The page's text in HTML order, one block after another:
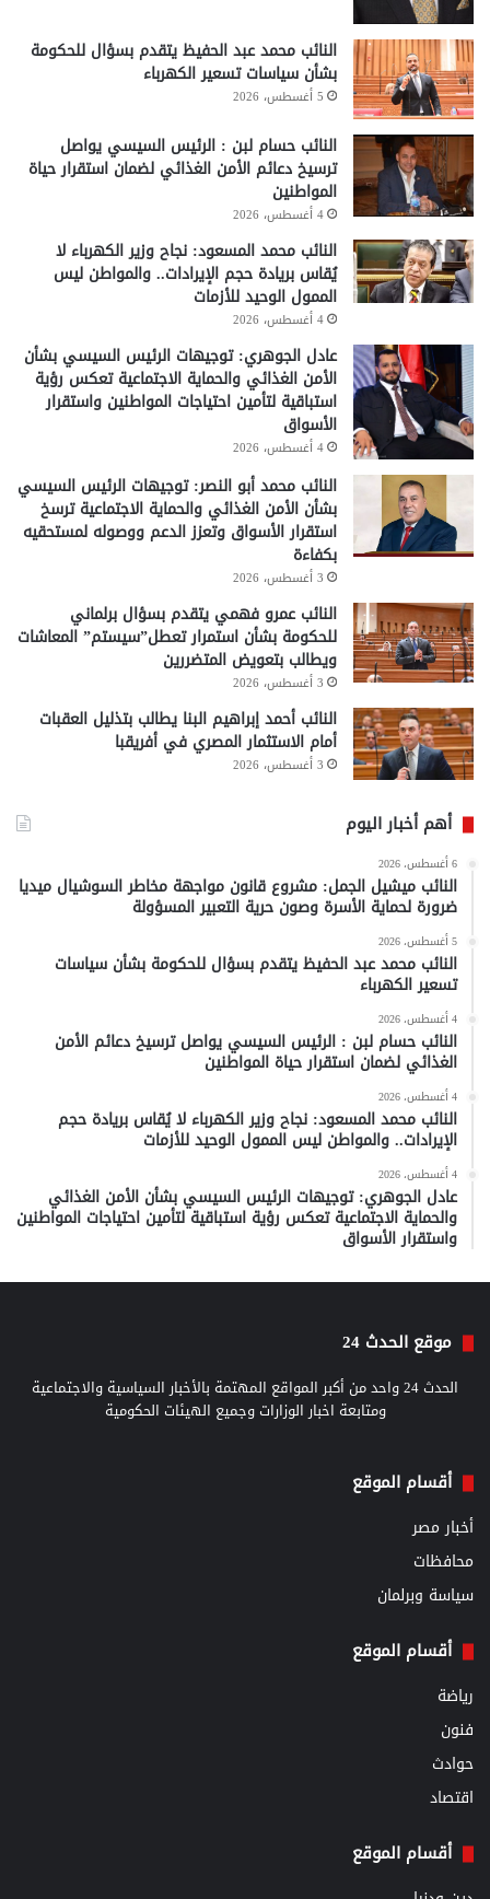
النائب محمد عبد الحفيظ يتقدم بسؤال للحكومة
بشأن سياسات تسعير الكهرباء
5 أغسطس، 2026
النائب حسام لبن : الرئيس السيسي يواصل
ترسيخ دعائم الأمن الغذائي لضمان استقرار حياة
المواطنين
4 أغسطس، 2026
النائب محمد المسعود: نجاح وزير الكهرباء لا
يُقاس بريادة حجم الإيرادات.. والمواطن ليس
الممول الوحيد للأزمات
4 أغسطس، 2026
عادل الجوهري: توجيهات الرئيس السيسي بشأن
الأمن الغذائي والحماية الاجتماعية تعكس رؤية
استباقية لتأمين احتياجات المواطنين واستقرار
الأسواق
4 أغسطس، 2026
النائب محمد أبو النصر: توجيهات الرئيس السيسي
بشأن الأمن الغذائي والحماية الاجتماعية ترسخ
استقرار الأسواق وتعزز الدعم ووصوله لمستحقيه
بكفاءة
3 أغسطس، 2026
النائب عمرو فهمي يتقدم بسؤال برلماني
للحكومة بشأن استمرار تعطل”سيستم” المعاشات
ويطالب بتعويض المتضررين
3 أغسطس، 2026
النائب أحمد إبراهيم البنا يطالب بتذليل العقبات
أمام الاستثمار المصري في أفريقبا
3 أغسطس، 2026
أهم أخبار اليوم
6 أغسطس، 2026
النائب ميشيل الجمل: مشروع قانون مواجهة مخاطر السوشيال ميديا
ضرورة لحماية الأسرة وصون حرية التعبير المسؤولة
5 أغسطس، 2026
النائب محمد عبد الحفيظ يتقدم بسؤال للحكومة بشأن سياسات
تسعير الكهرباء
4 أغسطس، 2026
النائب حسام لبن : الرئيس السيسي يواصل ترسيخ دعائم الأمن
الغذائي لضمان استقرار حياة المواطنين
4 أغسطس، 2026
النائب محمد المسعود: نجاح وزير الكهرباء لا يُقاس بريادة حجم
الإيرادات.. والمواطن ليس الممول الوحيد للأزمات
4 أغسطس، 2026
عادل الجوهري: توجيهات الرئيس السيسي بشأن الأمن الغذائي
والحماية الاجتماعية تعكس رؤية استباقية لتأمين احتياجات المواطنين
واستقرار الأسواق
موقع الحدث 24
الحدث 24 واحد من أكبر المواقع المهتمة بالأخبار السياسية والاجتماعية
ومتابعة اخبار الوزارات وجميع الهيئات الحكومية
أقسام الموقع
أخبار مصر
محافظات
سياسة وبرلمان
أقسام الموقع
رياضة
فنون
حوادث
اقتصاد
أقسام الموقع